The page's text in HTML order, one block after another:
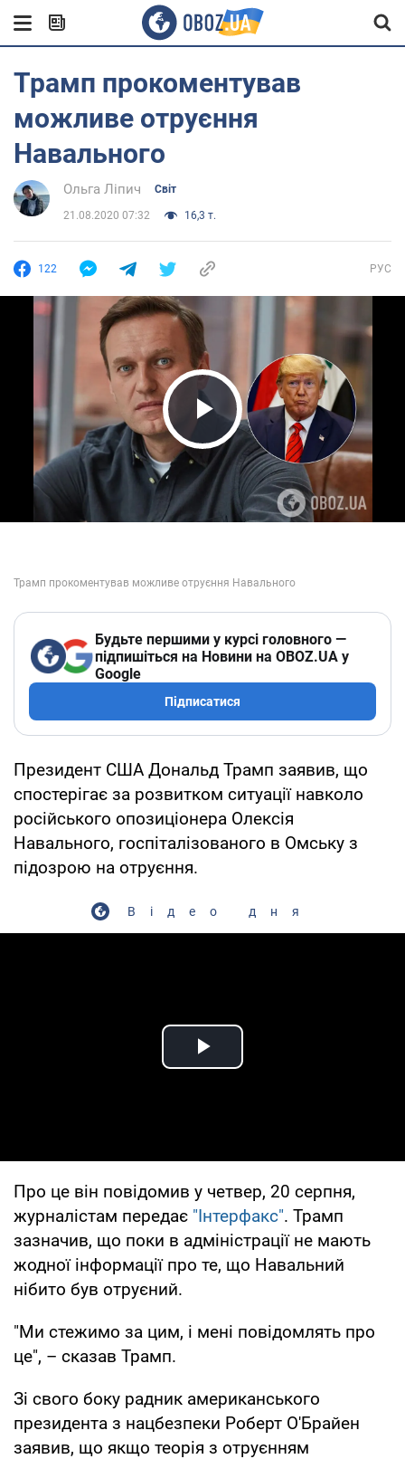
Трамп прокоментував
можливе отруєння
Навального
Ольга Ліпич Світ
21.08.2020 07:32 16,3 т.
122 РУС
Play Video
Будьте першими у курсі головного —
підпишіться на Новини на OBOZ.UA у
Google
Підписатися
Президент США Дональд Трамп заявив, що
спостерігає за розвитком ситуації навколо
російського опозиціонера Олексія
Навального, госпіталізованого в Омську з
підозрою на отруєння.
Відео дня
Play Video
Про це він повідомив у четвер, 20 серпня,
журналістам передає "Інтерфакс". Трамп
зазначив, що поки в адміністрації не мають
жодної інформації про те, що Навальний
нібито був отруєний.
"Ми стежимо за цим, і мені повідомлять про
це", – сказав Трамп.
Зі свого боку радник американського
президента з нацбезпеки Роберт О'Брайен
заявив, що якщо теорія з отруєнням